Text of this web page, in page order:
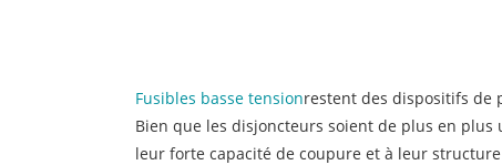
Fusibles basse tensionrestent des dispositifs de
Bien que les disjoncteurs soient de plus en
leur forte capacité de coupure et à leur